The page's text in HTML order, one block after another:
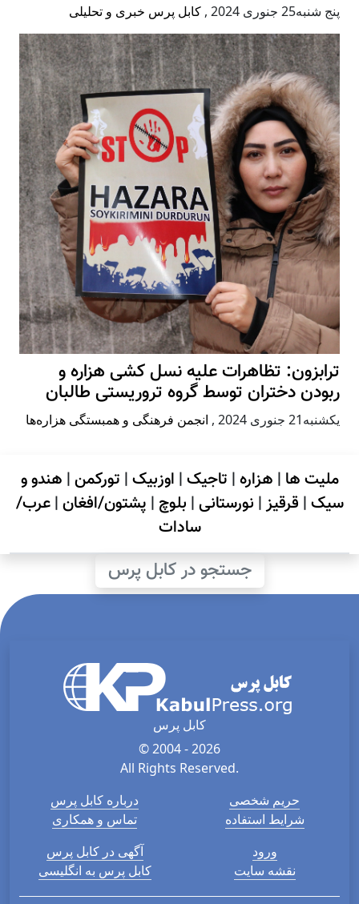
پنج شنبه25 جنوری 2024 , کابل پرس خبری و تحلیلی
ترابزون: تظاهرات علیه نسل کشی هزاره و
ربودن دختران توسط گروه تروریستی طالبان
يكشنبه21 جنوری 2024 , انجمن فرهنگی و همبستگی هزاره‌ها
ملیت ها | هزاره| تاجیک| اوزبیک| تورکمن| هندو و
سیک| قرقیز| نورستانی| بلوچ | پشتون/افغان|عرب/
سادات
جستجو در کابل پرس
کابل پرس
© 2004 - 2026
All Rights Reserved.
درباره کابل پرس
تماس و همکاری
حریم شخصی
شرایط استفاده
آگهی در کابل پرس
کابل پرس به انگلیسی
ورود
نقشه سایت